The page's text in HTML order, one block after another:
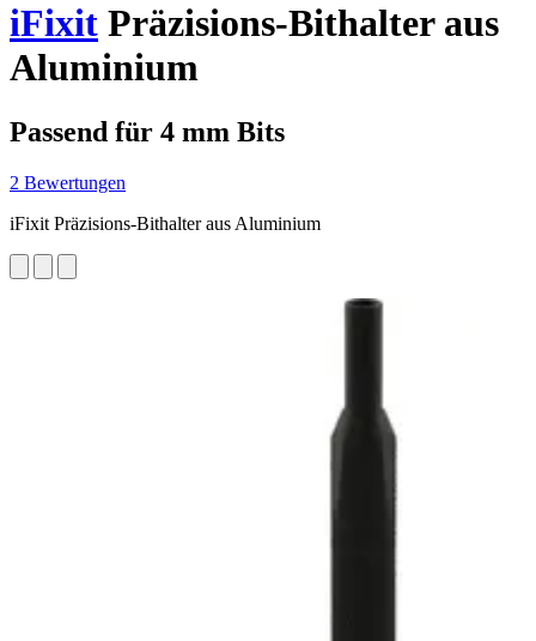
iFixit Präzisions-Bithalter aus
Aluminium
Passend für 4 mm Bits
2 Bewertungen
iFixit Präzisions-Bithalter aus Aluminium